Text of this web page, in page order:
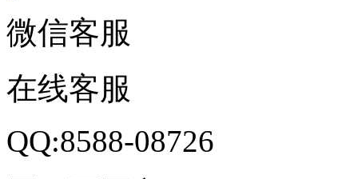
微信客服
在线客服
QQ:8588-08726